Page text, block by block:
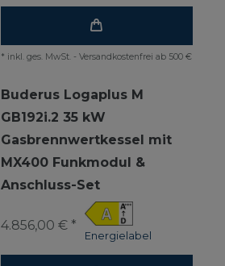
* inkl. ges. MwSt. - Versandkostenfrei ab 500 €
Buderus Logaplus M
GB192i.2 35 kW
Gasbrennwertkessel mit
MX400 Funkmodul &
Anschluss-Set
Energielabel
4.856,00 € *